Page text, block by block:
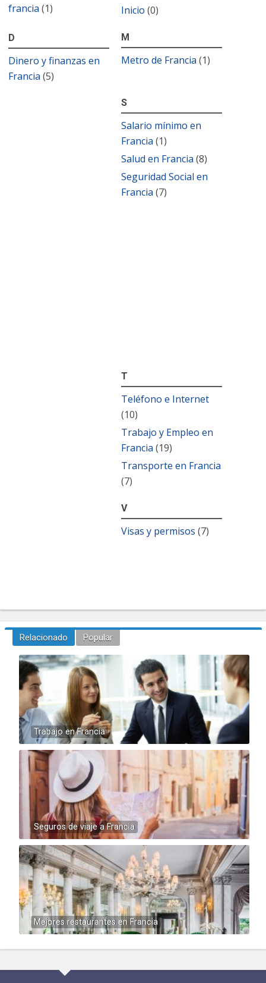
francia (1)
D
Dinero y finanzas en
Francia (5)
Inicio (0)
M
Metro de Francia (1)
S
Salario mínimo en
Francia (1)
Salud en Francia (8)
Seguridad Social en
Francia (7)
T
Teléfono e Internet
(10)
Trabajo y Empleo en
Francia (19)
Transporte en Francia
(7)
V
Visas y permisos (7)
Relacionado Popular
Trabajo en Francia
Seguros de viaje a Francia
Mejores restaurantes en Francia